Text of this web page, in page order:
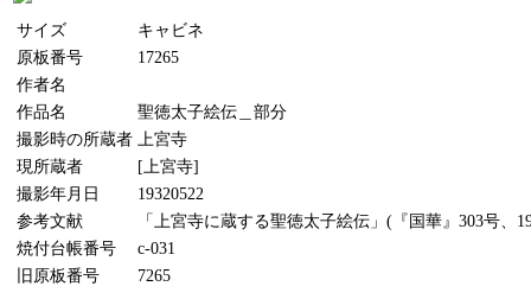
サイズ
キャビネ
原板番号
17265
作者名
作品名
聖徳太子絵伝＿部分
撮影時の所蔵者 上宮寺
現所蔵者
[上宮寺]
撮影年月日
19320522
参考文献
「上宮寺に蔵する聖徳太子絵伝」(『国華』303号
焼付台帳番号
c-031
旧原板番号
7265